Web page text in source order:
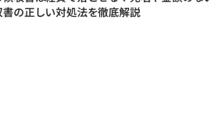
書の正しい対処法を徹底解説